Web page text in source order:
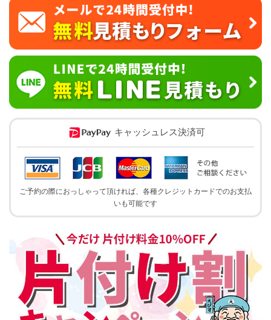
キャッシュレス決済可
ご予約の際におっしゃって頂ければ、各種クレジットカードでのお支払
いも可能です